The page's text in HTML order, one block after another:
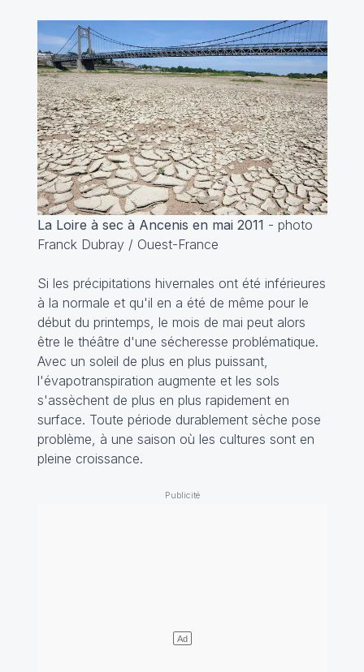
La Loire à sec à Ancenis en mai 2011 - photo
Franck Dubray / Ouest-France
Si les précipitations hivernales ont été inférieures
à la normale et qu'il en a été de même pour le
début du printemps, le mois de mai peut alors
être le théâtre d'une sécheresse problématique.
Avec un soleil de plus en plus puissant,
l'évapotranspiration augmente et les sols
s'assèchent de plus en plus rapidement en
surface. Toute période durablement sèche pose
problème, à une saison où les cultures sont en
pleine croissance.